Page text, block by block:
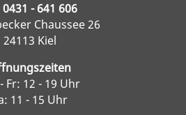
0431 - 641 606
Chaussee 26
24113 Kiel
Fr: 12 - 19 Uhr
11 - 15 Uhr